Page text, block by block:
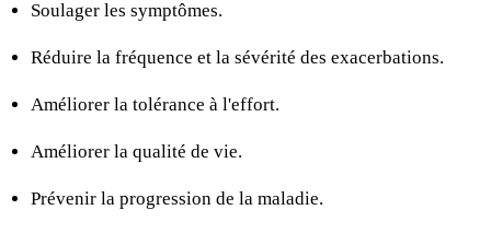
Soulager les symptômes.
Réduire la fréquence et la sévérité des exacerbations.
Améliorer la tolérance à l'effort.
Améliorer la qualité de vie.
Prévenir la progression de la maladie.